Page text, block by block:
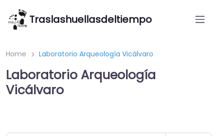
Saltar
contenido
Traslashuellasdeltiempo
Home Laboratorio Arqueología Vicálvaro
Laboratorio Arqueología
Vicálvaro